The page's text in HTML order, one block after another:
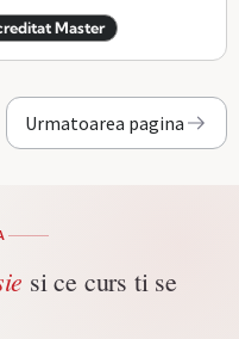
Master
Urmatoarea pagina
si ce curs ti se